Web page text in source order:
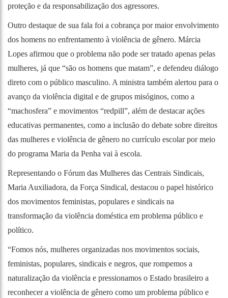
proteção e da responsabilização dos agressores.
Outro destaque de sua fala foi a cobrança por maior envolvimento
dos homens no enfrentamento à violência de gênero. Márcia
Lopes afirmou que o problema não pode ser tratado apenas pelas
mulheres, já que “são os homens que matam”, e defendeu diálogo
direto com o público masculino. A ministra também alertou para o
avanço da violência digital e de grupos misóginos, como a
“machosfera” e movimentos “redpill”, além de destacar ações
educativas permanentes, como a inclusão do debate sobre direitos
das mulheres e violência de gênero no currículo escolar por meio
do programa Maria da Penha vai à escola.
Representando o Fórum das Mulheres das Centrais Sindicais,
Maria Auxiliadora, da Força Sindical, destacou o papel histórico
dos movimentos feministas, populares e sindicais na
transformação da violência doméstica em problema público e
político.
“Fomos nós, mulheres organizadas nos movimentos sociais,
feministas, populares, sindicais e negros, que rompemos a
naturalização da violência e pressionamos o Estado brasileiro a
reconhecer a violência de gênero como um problema público e